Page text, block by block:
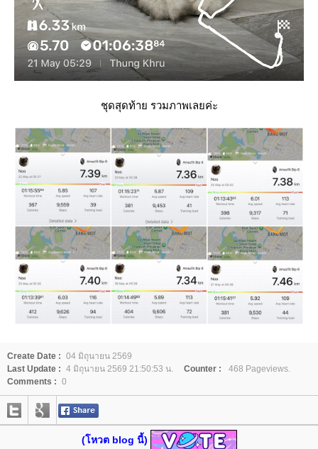
ชุดสุดท้าย รวมภาพเลยค่ะ
Create Date : 04 มิถุนายน 2569
Last Update : 4 มิถุนายน 2569 21:50:53 น. Counter :
468 Pageviews.
Comments : 0
(โหวต blog นี้)